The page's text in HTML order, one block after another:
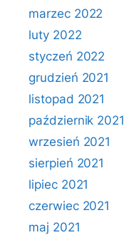
marzec 2022
luty 2022
styczeń 2022
grudzień 2021
listopad 2021
październik 2021
wrzesień 2021
sierpień 2021
lipiec 2021
czerwiec 2021
maj 2021